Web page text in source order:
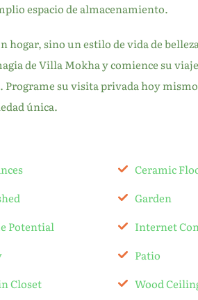
espacio de almacenamiento.
hogar, sino un estilo de vida de
de Villa Mokha y comience su
su visita privada hoy
única.
Ceramic
Garden
Potential
Internet
Patio
Closet Wood